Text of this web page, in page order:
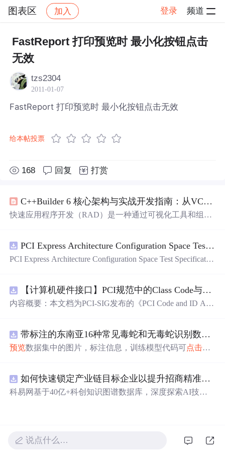
图表区 加入 登录 频道
社区 图表区 帖子详情
FastReport 打印预览时 最小化按钮点击
无效
tzs2304
2011-01-07
FastReport 打印预览时 最小化按钮点击无效
给本帖投票
168 回复 打赏
C++Builder 6 核心架构与实战开发指南：从VCL框架到数据库应用
快速应用程序开发（RAD）是一种通过可视化工具和组件
这一理念在桌面应用开发中具有重要技术价值，尤其适用
于需要快速构建图形用户界面（GUI）的工业控制、数据
C++编译器，使得开发者能够通过拖拽组件和编写事件处
理代码，快速实现功能完备的应用程序。本文聚焦于C++B
uilder 6的**VCL框架**
PCI Express Architecture Configuration Space Test Specification Revision 5.0, Version 1.0 (CB).pdf
PCI Express Architecture Configuration Space Test Specificatio
【计算机硬件接口】PCI规范中的Class Code与Capability ID分配：设备功能分类及扩展能力标识系统设计
内容概要：本文档为PCI-SIG发布的《PCI Code and ID Assi
ity IDs）以
带标注的东南亚16种常见毒蛇和无毒蛇识别数据集， 识别率73.4%，7593张图，支持yolo
预览数据集中的图片，标注信息，训练模型代码可点击查
免费咨询，主页获取作者联系方式
如何快速锁定产业链目标企业以提升招商精准度？.docx
科易网基于40亿+科创知识图谱数据库，深度探索AI技术
智能化发展。
说点什么…